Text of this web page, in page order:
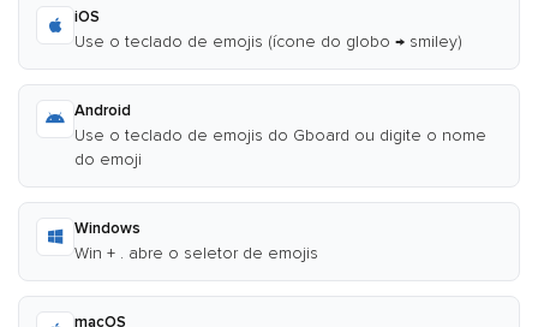
iOS
Use o teclado de emojis (ícone do globo → smiley)
Android
Use o teclado de emojis do Gboard ou digite o nome
do emoji
Windows
Win + . abre o seletor de emojis
macOS